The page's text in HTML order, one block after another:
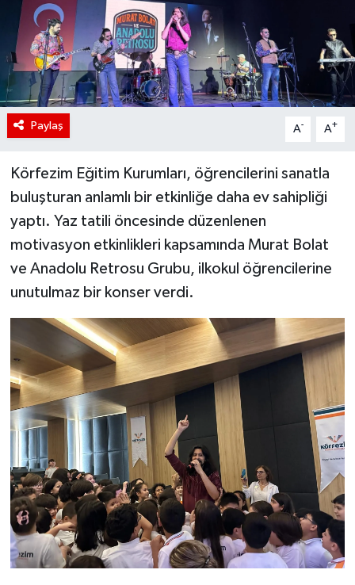
Paylaş A- A+
Körfezim Eğitim Kurumları, öğrencilerini sanatla
buluşturan anlamlı bir etkinliğe daha ev sahipliği
yaptı. Yaz tatili öncesinde düzenlenen
motivasyon etkinlikleri kapsamında Murat Bolat
ve Anadolu Retrosu Grubu, ilkokul öğrencilerine
unutulmaz bir konser verdi.